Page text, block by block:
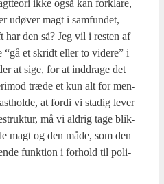
ikke også kan for­kla­re,
udø­ver magt i sam­fun­det,
den så? Jeg vil i resten af
et skridt eller to vide­re” i
at sige, for at ind­dra­ge det
træ­de et kun alt for men­
at for­di vi sta­dig lever
må vi aldrig tage blik­
magt og den måde, som den
funk­tion i for­hold til poli­